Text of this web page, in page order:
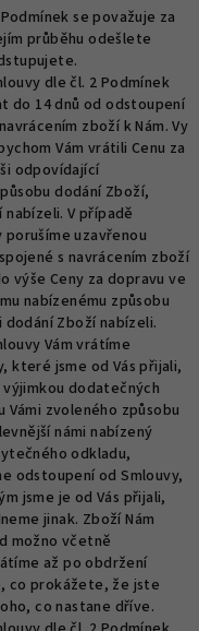
se považuje za
průběhu odešlete
dle čl. 2 Podmínek
do 14 dnů od odstoupení
zboží k Nám. Vy
Vám vrátili Cenu za
odpovídající
dodání Zboží,
V případě
uzavřenou
s navrácením zboží
výše Ceny za dopravu ve
nabízenému způsobu
Zboží nabízeli.
Vám vrátíme
které jsme od Vás přijali,
dodatečných
Vámi zvoleného způsobu
námi nabízený
odkladu,
odstoupení od Smlouvy,
jsme je od Vás přijali,
jinak. Zboží Nám
možno včetně
až po obdržení
co prokážete, že jste
co nastane dříve.